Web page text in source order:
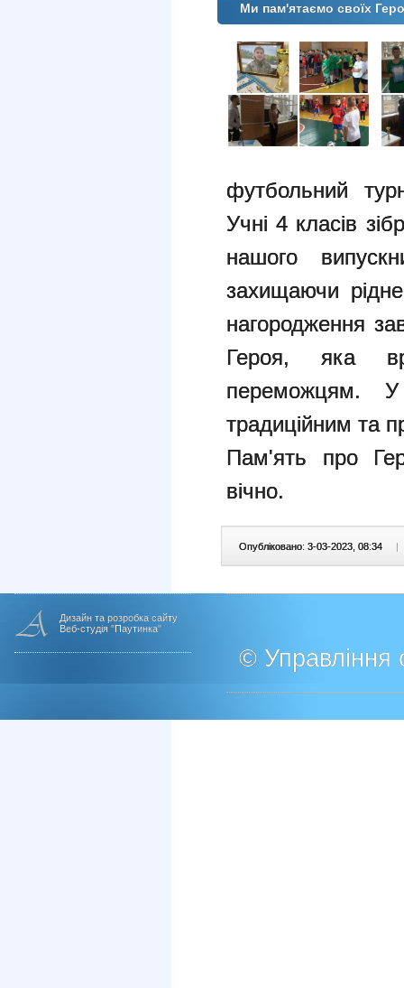
Ми пам'ятаємо своїх
футбольний
Учні 4 класів
нашого
захищаючи
нагородження
Героя, яка
переможцям. У
традиційним та
Пам'ять про
вічно.
Опубліковано: 3-03-2023, 08:34 |
Дизайн та розробка сайту
Веб-студія "Паутинка"
© Управління